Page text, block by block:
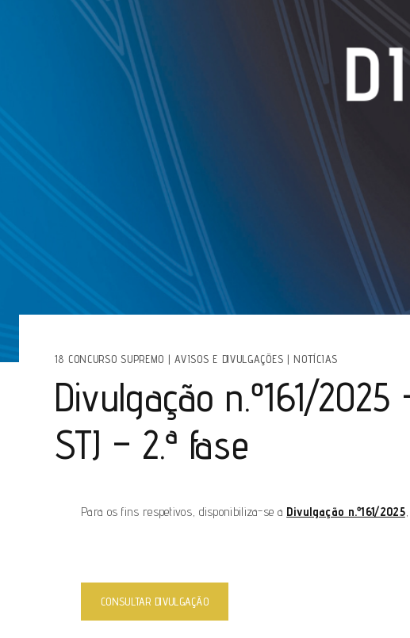
18 CONCURSO SUPREMO |AVISOS E DIVULGAÇÕES | NOTÍCIAS
Divulgação n.º161/
STJ – 2.ª fase
Para os fins respetivos, disponibiliza-se a Divulgação n.º161/2025
CONSULTAR DIVULGAÇÃO